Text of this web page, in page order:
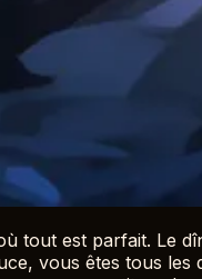
tout est parfait. Le
vous êtes tous les